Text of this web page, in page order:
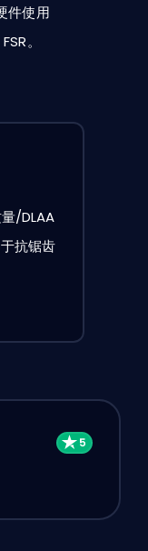
件使用
FSR。
/DLAA
抗锯齿